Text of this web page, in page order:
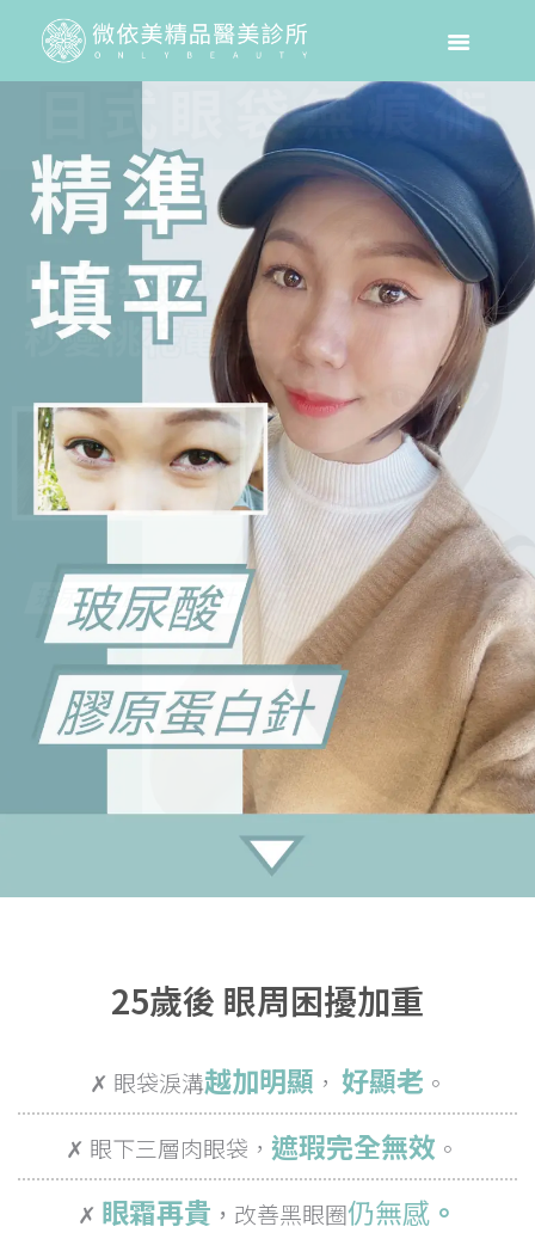
25歲後 眼周困擾加重
✗ 眼袋淚溝越加明顯 ， 好顯老 。
✗ 眼下三層肉眼袋， 遮瑕完全無效 。
✗ 眼霜再貴 ， 改善黑眼圈仍無感 。